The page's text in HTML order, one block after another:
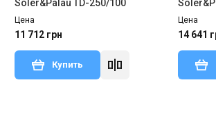
Soler&Palau TD-250/100
Цена
11 712 грн
Купить
SILENT
Цена
14 641